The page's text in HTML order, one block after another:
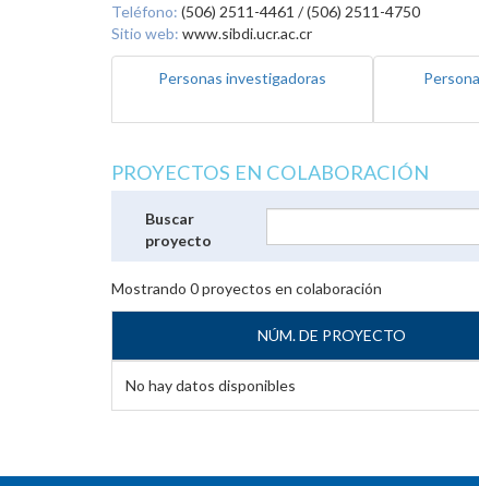
Teléfono: (506) 2511-4461 / (506) 2511-4750
Sitio web: www.sibdi.ucr.ac.cr
Personas investigadoras
PROYECTOS EN COLABORACIÓN
Buscar
proyecto
Mostrando 0proyectos en colaboración
NÚM. DE PROYECTO
No hay datos disponibles